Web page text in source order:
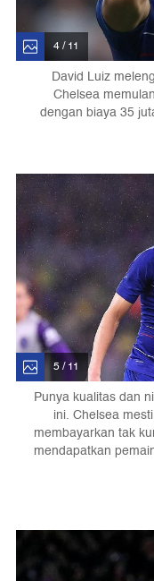
4 / 11
David Luiz
Chelsea
dengan biaya 35
5 / 11
Punya kualitas dan
ini. Chelsea
membayarkan tak
mendapatkan